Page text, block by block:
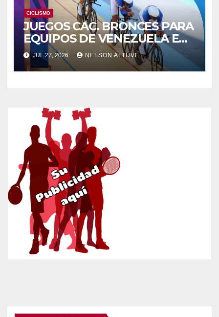
CICLISMO
JUEGOS CAC. BRONCES PARA
EQUIPOS DE VENEZUELA EN
LA PISTA
JUL 27, 2026 NELSON ALTUVE